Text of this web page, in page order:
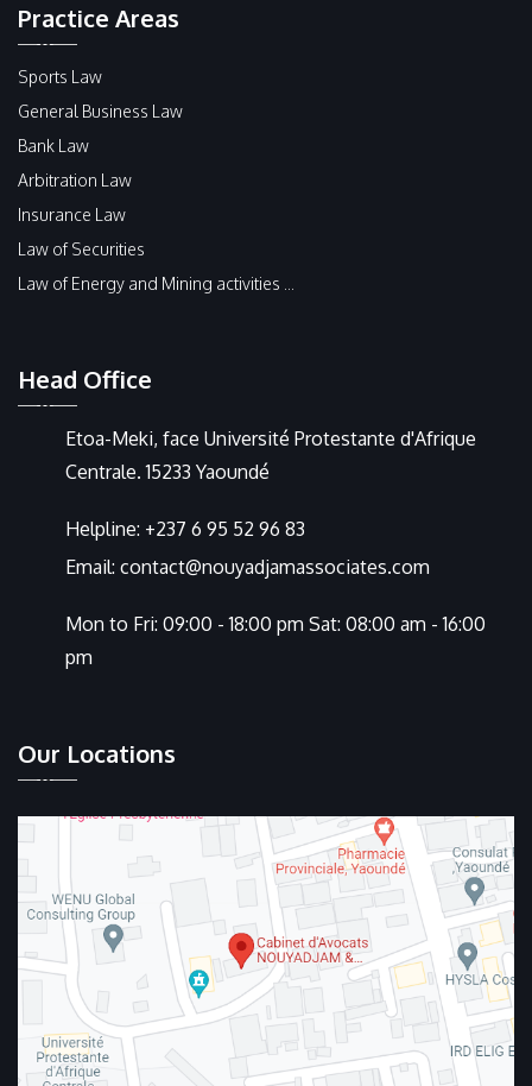
Practice Areas
Sports Law
General Business Law
Bank Law
Arbitration Law
Insurance Law
Law of Securities
Law of Energy and Mining activities ...
Head Office
Etoa-Meki, face Université Protestante d'Afrique
Centrale. 15233 Yaoundé
Helpline: +237 6 95 52 96 83
Email: contact@nouyadjamassociates.com
Mon to Fri: 09:00 - 18:00 pm Sat: 08:00 am - 16:00
pm
Our Locations